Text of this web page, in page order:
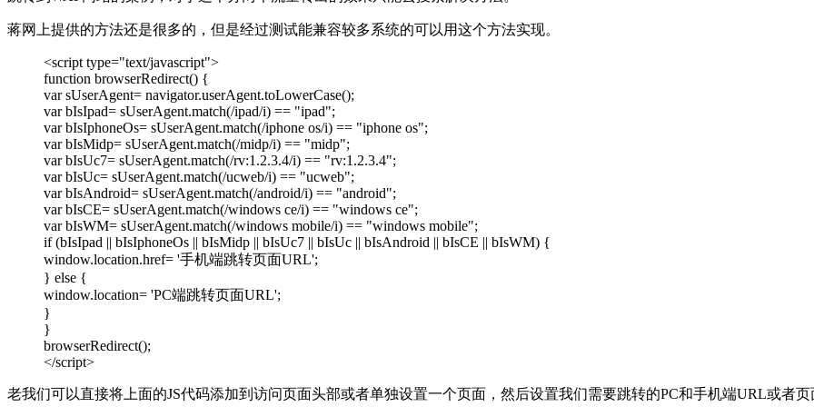
蒋网上提供的方法还是很多的，但是经过测试能兼容较多系统的可以用这个方法实现。
<script type="text/javascript">
function browserRedirect() {
var sUserAgent= navigator.userAgent.toLowerCase();
var bIsIpad= sUserAgent.match(/ipad/i) == "ipad";
var bIsIphoneOs= sUserAgent.match(/iphone os/i) == "iphone os";
var bIsMidp= sUserAgent.match(/midp/i) == "midp";
var bIsUc7= sUserAgent.match(/rv:1.2.3.4/i) == "rv:1.2.3.4";
var bIsUc= sUserAgent.match(/ucweb/i) == "ucweb";
var bIsAndroid= sUserAgent.match(/android/i) == "android";
var bIsCE= sUserAgent.match(/windows ce/i) == "windows ce";
var bIsWM= sUserAgent.match(/windows mobile/i) == "windows mobile";
if (bIsIpad || bIsIphoneOs || bIsMidp || bIsUc7 || bIsUc || bIsAndroid || bIsCE || bIsWM) {
window.location.href= '手机端跳转页面URL';
} else {
window.location= 'PC端跳转页面URL';
}
}
browserRedirect();
</script>
老我们可以直接将上面的JS代码添加到访问页面头部或者单独设置一个页面，然后设置我们需要跳转的PC和手机端URL或者页